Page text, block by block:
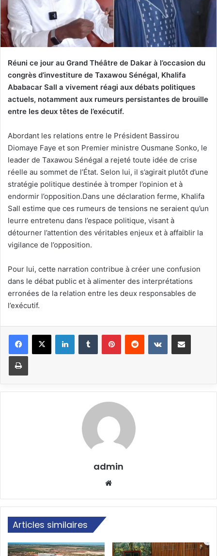
Réuni ce jour au Grand Théâtre de Dakar à l’occasion du
congrès d’investiture de Taxawou Sénégal, Khalifa
Ababacar Sall a vivement réagi aux débats politiques
actuels, notamment aux rumeurs persistantes de brouille
entre les deux têtes de l’exécutif.
Abordant les relations entre le Président Bassirou
Diomaye Faye et son Premier ministre Ousmane Sonko, le
leader de Taxawou Sénégal a rejeté toute idée de crise
réelle au sommet de l’État. Selon lui, il s’agirait plutôt d’une
stratégie politique destinée à tromper l’opinion et à
endormir l’opposition.Dans une déclaration ferme, Khalifa
Sall estime que ces rumeurs de tensions ne seraient qu’un
leurre entretenu dans l’espace politique, visant à
détourner l’attention des véritables enjeux et à affaiblir la
vigilance de l’opposition.
Pour lui, cette narration contribue à créer une confusion
dans le débat public et à alimenter des interprétations
erronées de la relation entre les deux responsables de
l’exécutif.
LinkedinTumblr PinterestReddit VKontaktePartager par email
Imprimer
admin
Articles similaires